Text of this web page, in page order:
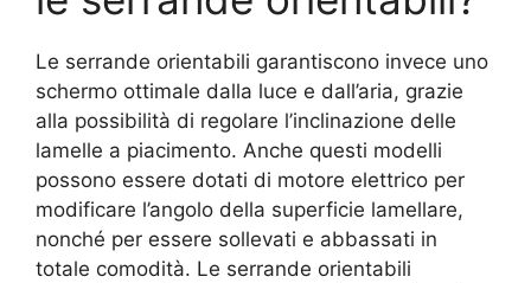
Le serrande orientabili garantiscono invece uno
schermo ottimale dalla luce e dall’aria, grazie
alla possibilità di regolare l’inclinazione delle
lamelle a piacimento. Anche questi modelli
possono essere dotati di motore elettrico per
modificare l’angolo della superficie lamellare,
nonché per essere sollevati e abbassati in
totale comodità. Le serrande orientabili